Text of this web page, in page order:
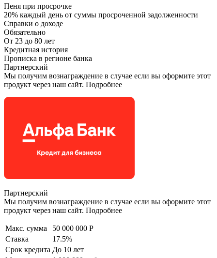
Пеня при просрочке
20% каждый день от суммы просроченной задолженности
Справки о доходе
Обязательно
От 23 до 80 лет
Кредитная история
Прописка в регионе банка
Партнерский
Мы получим вознаграждение в случае если вы оформите этот
продукт через наш сайт. Подробнее
Партнерский
Мы получим вознаграждение в случае если вы оформите этот
продукт через наш сайт. Подробнее
Макс. сумма
50 000 000 Р
Ставка
17.5%
Срок кредита До 10 лет